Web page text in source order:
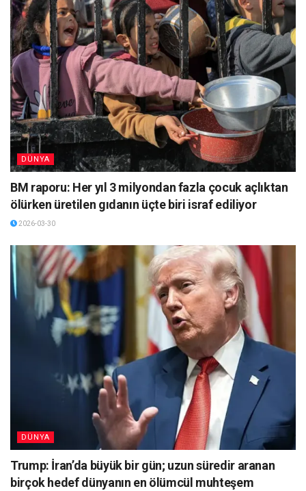
DÜNYA
BM raporu: Her yıl 3 milyondan fazla çocuk açlıktan
ölürken üretilen gıdanın üçte biri israf ediliyor
2026-03-30
DÜNYA
Trump: İran’da büyük bir gün; uzun süredir aranan
birçok hedef dünyanın en ölümcül muhteşem